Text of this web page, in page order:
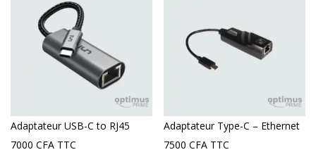
Adaptateur USB-C to RJ45
7000 CFA TTC
Adaptateur Type-C – Ethernet
7500CFA TTC